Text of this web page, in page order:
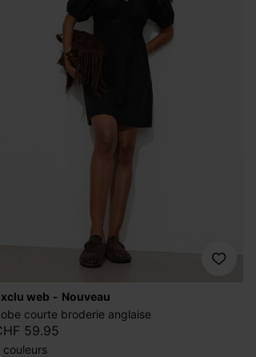
exclu web
nouveau
courte broderie anglaise
59.95
2 couleurs